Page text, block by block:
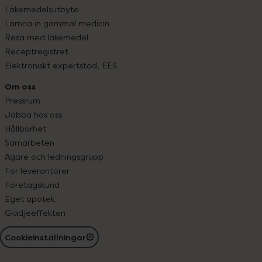
Läkemedelsutbyte
Lämna in gammal medicin
Resa med läkemedel
Receptregistret
Elektroniskt expertstöd, EES
Om oss
Pressrum
Jobba hos oss
Hållbarhet
Samarbeten
Ägare och ledningsgrupp
För leverantörer
Företagskund
Eget apotek
Glädjeeffekten
Cookieinställningar